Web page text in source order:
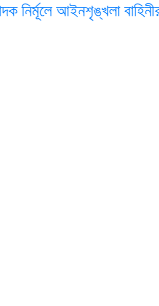
নির্মূলে আইনশৃঙ্খলা বাহিনীর